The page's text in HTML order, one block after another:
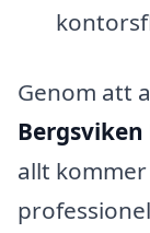
Genom att
Bergsviken
allt